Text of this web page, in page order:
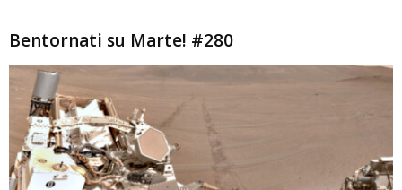
Bentornati su Marte! #280